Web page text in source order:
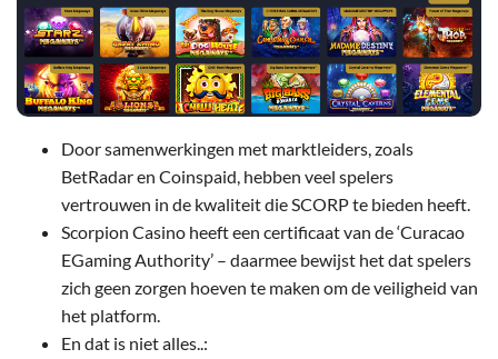
Door samenwerkingen met marktleiders, zoals
BetRadar en Coinspaid, hebben veel spelers
vertrouwen in de kwaliteit die SCORP te bieden heeft.
Scorpion Casino heeft een certificaat van de ‘Curacao
EGaming Authority’ – daarmee bewijst het dat spelers
zich geen zorgen hoeven te maken om de veiligheid van
het platform.
En dat is niet alles..: